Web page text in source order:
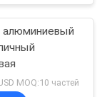
алюминиевый
MOQ:10 частей